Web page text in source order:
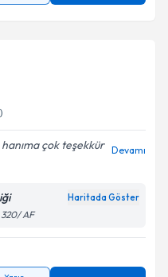
çok teşekkür Devamı
Haritada Göster
AF